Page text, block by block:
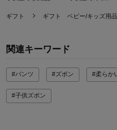
ギフト ギフト ベビー/キッズ用品
関連キーワード
#パンツ #ズボン #柔らか
#子供ズボン